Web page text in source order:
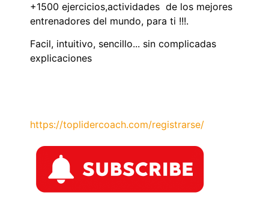
+1500 ejercicios,actividades de los mejores
entrenadores del mundo, para ti !!!.
Facil, intuitivo, sencillo... sin complicadas
explicaciones
https://toplidercoach.com/registrarse/